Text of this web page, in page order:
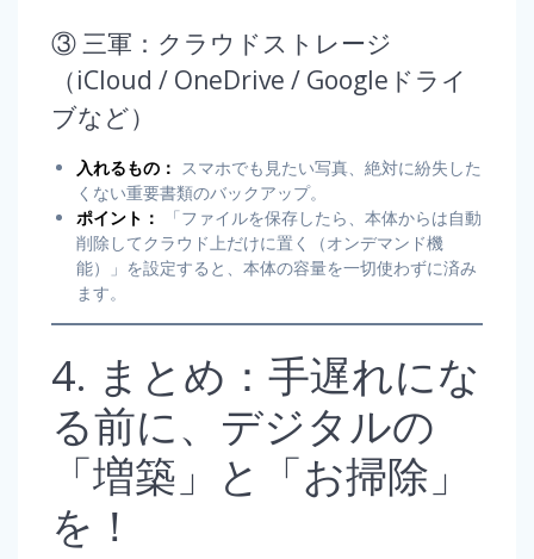
③ 三軍：クラウドストレージ
（iCloud / OneDrive / Googleドライ
ブなど）
入れるもの： スマホでも見たい写真、絶対に紛失した
くない重要書類のバックアップ。
ポイント：
「ファイルを保存したら、本体からは自動
削除してクラウド上だけに置く（オンデマンド機
能）」を設定すると、本体の容量を一切使わずに済み
ます。
4. まとめ：手遅れにな
る前に、デジタルの
「増築」と「お掃除」
を！